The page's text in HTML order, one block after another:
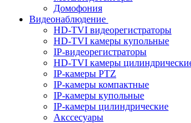
Домофония
Видеонаблюдение
HD-TVI видеорегистраторы
HD-TVI камеры купольные
IP-видеорегистраторы
HD-TVI камеры
IP-камеры PTZ
IP-камеры компактные
IP-камеры купольные
IP-камеры цилиндрические
Акссесуары